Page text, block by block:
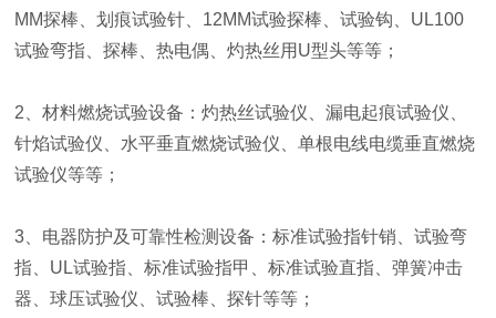
MM探棒、划痕试验针、12MM试验探棒、试验钩、UL100
试验弯指、探棒、热电偶、灼热丝用U型头等等；
2、材料燃烧试验设备：灼热丝试验仪、漏电起痕试验仪、
针焰试验仪、水平垂直燃烧试验仪、单根电线电缆垂直燃烧
试验仪等等；
3、电器防护及可靠性检测设备：标准试验指针销、试验弯
指、UL试验指、标准试验指甲、标准试验直指、弹簧冲击
器、球压试验仪、试验棒、探针等等；